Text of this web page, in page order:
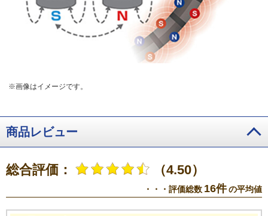
※画像はイメージです。
商品レビュー
総合評価： （4.50）
・・・評価総数 16件の平均値